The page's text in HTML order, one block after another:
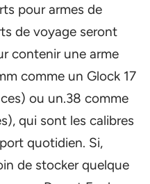
pour armes de
de voyage seront
contenir une arme
comme un Glock 17
ou un.38 comme
qui sont les calibres
quotidien. Si,
de stocker quelque